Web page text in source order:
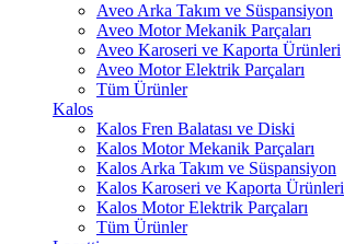
Aveo Arka Takım ve Süspansiyon
Aveo Motor Mekanik Parçaları
Aveo Karoseri ve Kaporta Ürünleri
Aveo Motor Elektrik Parçaları
Tüm Ürünler
Kalos
Kalos Fren Balatası ve Diski
Kalos Motor Mekanik Parçaları
Kalos Arka Takım ve Süspansiyon
Kalos Karoseri ve Kaporta Ürünleri
Kalos Motor Elektrik Parçaları
Tüm Ürünler